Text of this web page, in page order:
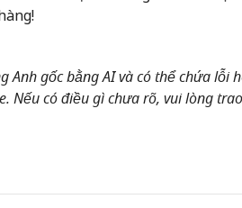
gốc bằng AI và có thể chứa lỗi
Nếu có điều gì chưa rõ, vui lòng